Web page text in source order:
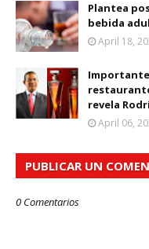
Plantea
bebida
April 18,
revela
April 06,
PUBLICAR UN
0 Comentarios